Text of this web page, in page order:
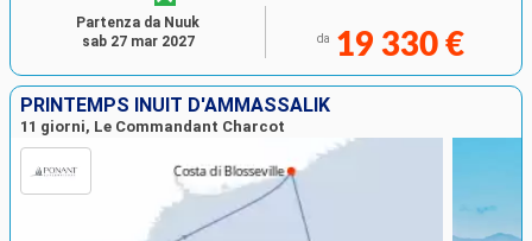
da 19 330 €
Partenza da Nuuk
sab 27 mar 2027
PRINTEMPS INUIT D'AMMASSALIK
11 giorni, Le Commandant Charcot